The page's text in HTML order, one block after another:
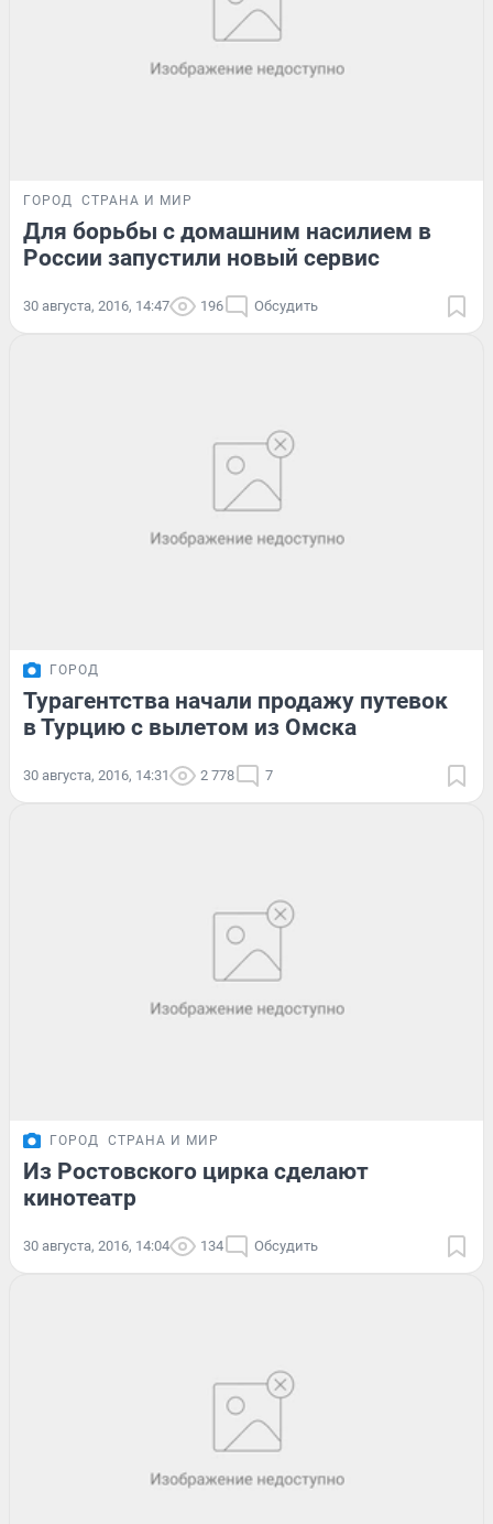
ГОРОД СТРАНА И МИР
Для борьбы с домашним насилием в
России запустили новый сервис
30 августа, 2016, 14:47 196 Обсудить
ГОРОД
Турагентства начали продажу путевок
в Турцию с вылетом из Омска
30 августа, 2016, 14:31 2 778 7
ГОРОД СТРАНА И МИР
Из Ростовского цирка сделают
кинотеатр
30 августа, 2016, 14:04 134 Обсудить